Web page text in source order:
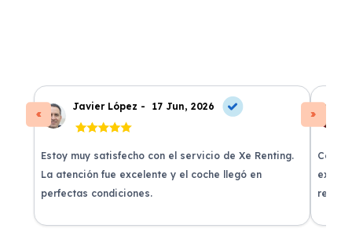
Javier López - 17 Jun, 2026
Estoy muy satisfecho con el servicio de Xe Renting.
La atención fue excelente y el coche llegó en
perfectas condiciones.